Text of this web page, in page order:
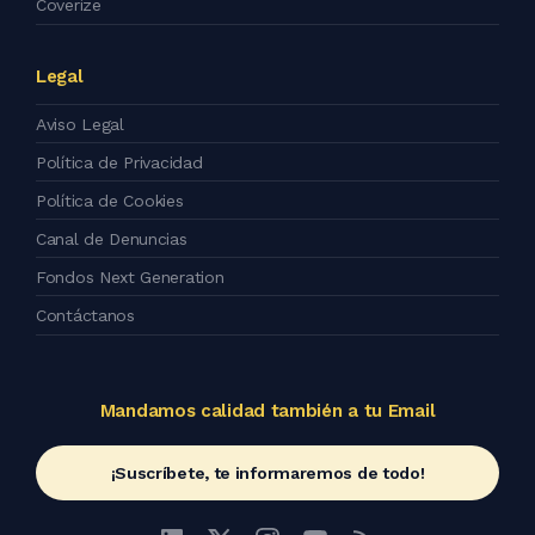
Coverize
Legal
Aviso Legal
Política de Privacidad
Política de Cookies
Canal de Denuncias
Fondos Next Generation
Contáctanos
Mandamos calidad también a tu Email
¡Suscríbete, te informaremos de todo!